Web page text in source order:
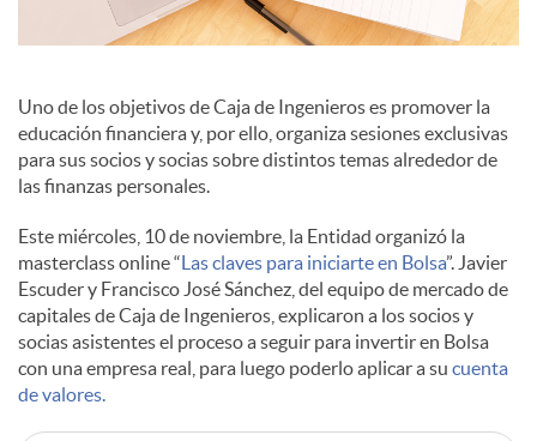
a
l
e
s
Uno de los objetivos de Caja de Ingenieros es promover la
educación financiera y, por ello, organiza sesiones exclusivas
para sus socios y socias sobre distintos temas alrededor de
las finanzas personales.
Este miércoles, 10 de noviembre, la Entidad organizó la
masterclass online “Las claves para iniciarte en Bolsa”. Javier
Escuder y Francisco José Sánchez, del equipo de mercado de
capitales de Caja de Ingenieros, explicaron a los socios y
socias asistentes el proceso a seguir para invertir en Bolsa
con una empresa real, para luego poderlo aplicar a su cuenta
de valores.